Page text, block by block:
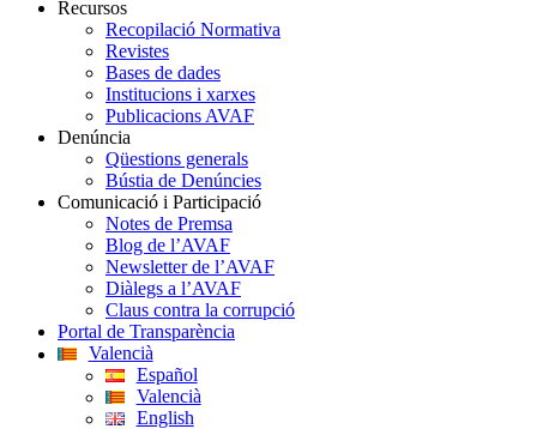
Recursos
Recopilació Normativa
Revistes
Bases de dades
Institucions i xarxes
Publicacions AVAF
Denúncia
Qüestions generals
Bústia de Denúncies
Comunicació i Participació
Notes de Premsa
Blog de l’AVAF
Newsletter de l’AVAF
Diàlegs a l’AVAF
Claus contra la corrupció
Portal de Transparència
Valencià
Español
Valencià
English